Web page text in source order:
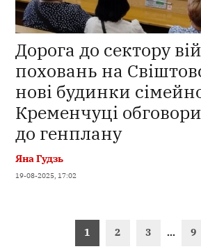
Дорога до сектору
поховань на
нові будинки
Кременчуці
до генплану
Яна Гудзь
19-08-2025, 17:02
1 2 3 … 9